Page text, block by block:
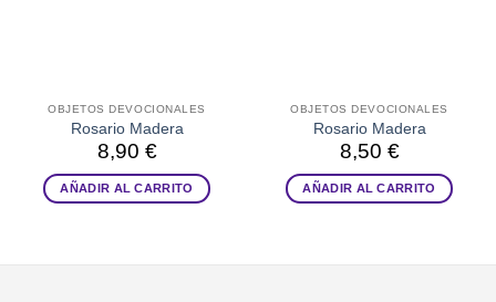
OBJETOS DEVOCIONALES
Rosario Madera
8,90 €
AÑADIR AL CARRITO
OBJETOS DEVOCIONALES
Rosario Madera
8,50 €
AÑADIR AL CARRITO